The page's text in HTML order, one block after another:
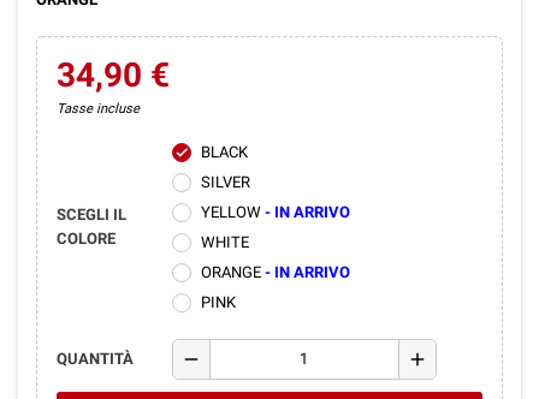
34,90 €
Tasse incluse
SCEGLI IL
COLORE
check
BLACK
SILVER
YELLOW - IN ARRIVO
WHITE
ORANGE- IN ARRIVO
PINK
QUANTITÀ remove add